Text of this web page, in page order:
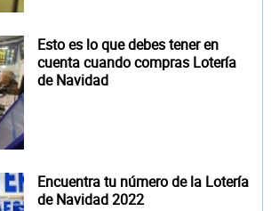
Esto es lo que debes tener en
cuenta cuando compras Lotería
de Navidad
Encuentra tu número de la Lotería
de Navidad 2022